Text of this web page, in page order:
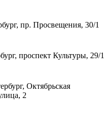
пр. Просвещения, 30/1
проспект Культуры, 29/1
Октябрьская
2